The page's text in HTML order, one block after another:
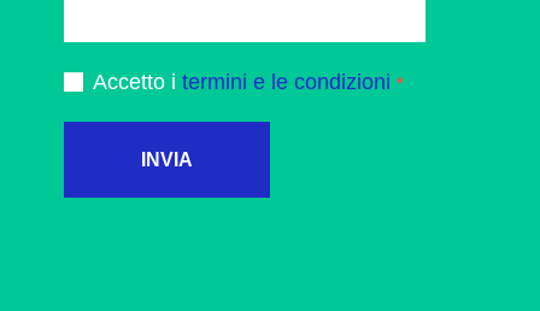
Accetto i termini e le condizioni
INVIA